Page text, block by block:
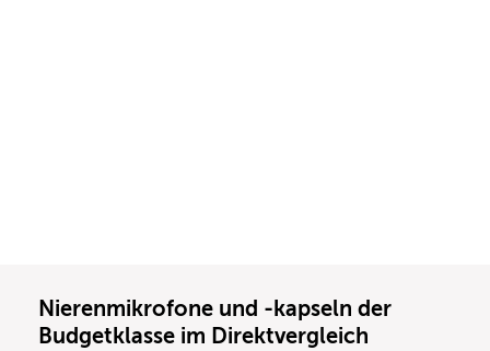
Nierenmikrofone und -kapseln der
Budgetklasse im Direktvergleich